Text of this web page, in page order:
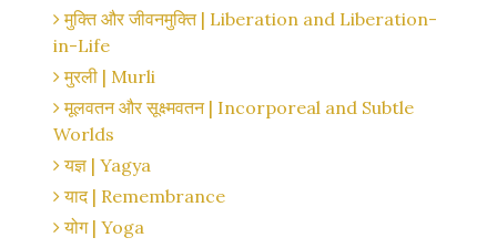
मुक्ति और जीवनमुक्ति | Liberation and Liberation-
in-Life
मुरली | Murli
मूलवतन और सूक्ष्मवतन | Incorporeal and Subtle
Worlds
यज्ञ | Yagya
याद | Remembrance
योग | Yoga